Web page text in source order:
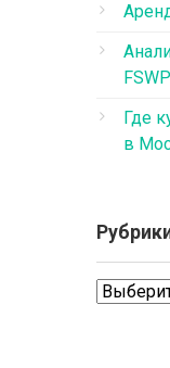
FSWP
Где
в
Рубрики